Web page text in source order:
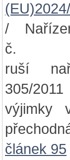
/
ruší
305/
článek 95